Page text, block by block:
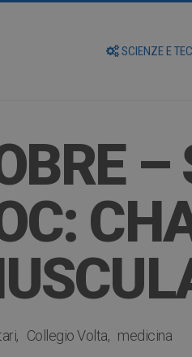
SCIENZE E
Collegio Volta medicina